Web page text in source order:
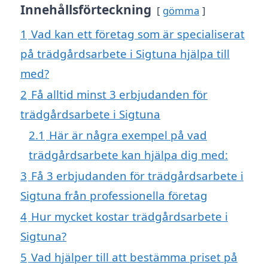
Innehållsförteckning gömma
1 Vad kan ett företag som är specialiserat
på trädgårdsarbete i Sigtuna hjälpa till
med?
2 Få alltid minst 3 erbjudanden för
trädgårdsarbete i Sigtuna
2.1 Här är några exempel på vad
trädgårdsarbete kan hjälpa dig med:
3 Få 3 erbjudanden för trädgårdsarbete i
Sigtuna från professionella företag
4 Hur mycket kostar trädgårdsarbete i
Sigtuna?
5 Vad hjälper till att bestämma priset på